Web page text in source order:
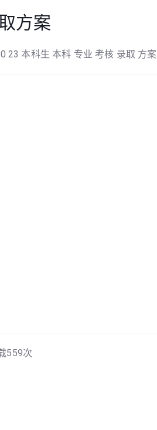
方案
本科生 本科 专业 考核 录取 方案
559次